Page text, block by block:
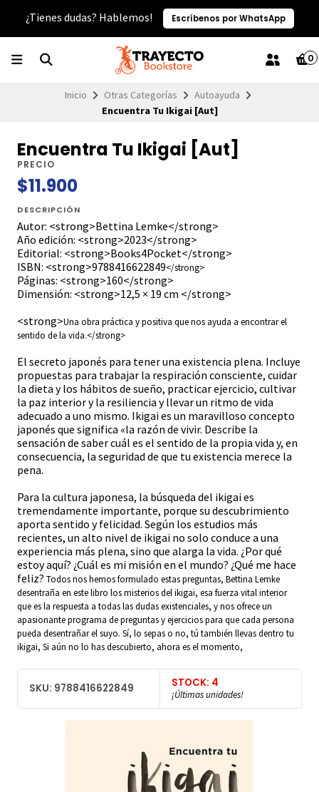
¿Tienes dudas? Hablemos! Escríbenos por WhatsApp
0
Inicio Otras Categorías
Autoayuda
Encuentra Tu Ikigai [Aut]
Encuentra Tu Ikigai [Aut]
PRECIO
$11.900
DESCRIPCIÓN
Autor: <strong>Bettina Lemke</strong>
Año edición: <strong>2023</strong>
Editorial: <strong>Books4Pocket</strong>
ISBN: <strong>9788416622849</strong>
Páginas: <strong>160</strong>
Dimensión: <strong>12,5 × 19 cm </strong>
<strong>Una obra práctica y positiva que nos ayuda a encontrar el
sentido de la vida.</strong>
El secreto japonés para tener una existencia plena. Incluye
propuestas para trabajar la respiración consciente, cuidar
la dieta y los hábitos de sueño, practicar ejercicio, cultivar
la paz interior y la resiliencia y llevar un ritmo de vida
adecuado a uno mismo. Ikigai es un maravilloso concepto
japonés que significa «la razón de vivir. Describe la
sensación de saber cuál es el sentido de la propia vida y, en
consecuencia, la seguridad de que tu existencia merece la
pena.
Para la cultura japonesa, la búsqueda del ikigai es
tremendamente importante, porque su descubrimiento
aporta sentido y felicidad. Según los estudios más
recientes, un alto nivel de ikigai no solo conduce a una
experiencia más plena, sino que alarga la vida. ¿Por qué
estoy aquí? ¿Cuál es mi misión en el mundo? ¿Qué me hace
feliz? Todos nos hemos formulado estas preguntas, Bettina Lemke
desentraña en este libro los misterios del ikigai, esa fuerza vital interior
que es la respuesta a todas las dudas existenciales, y nos ofrece un
apasionante programa de preguntas y ejercicios para que cada persona
pueda desentrañar el suyo. Sí, lo sepas o no, tú también llevas dentro tu
ikigai, Si aún no lo has descubierto, ahora es el momento,
SKU: 9788416622849 STOCK: 4
¡Últimas unidades!